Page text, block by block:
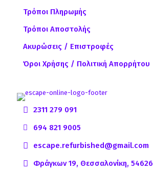
Τρόποι Πληρωμής
Τρόποι Αποστολής
Ακυρώσεις / Επιστροφές
Όροι Χρήσης / Πολιτική Απορρήτου
2311 279 091
694 821 9005
escape.refurbished@gmail.com
Φράγκων 19, Θεσσαλονίκη, 54626